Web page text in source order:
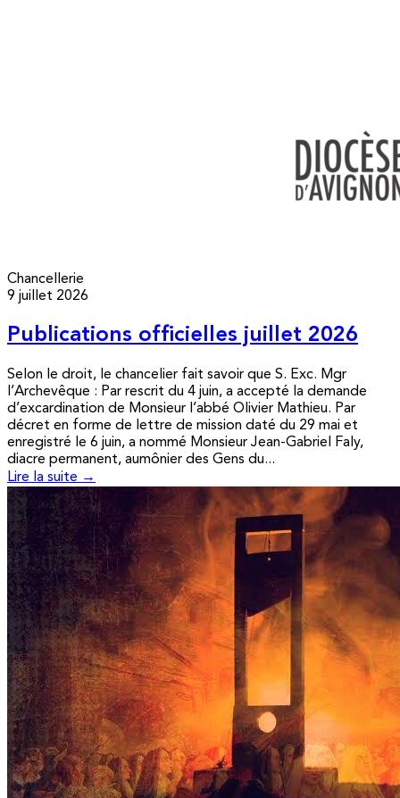
Chancellerie
9 juillet 2026
Publications officielles juillet 2026
Selon le droit, le chancelier fait savoir que S. Exc. Mgr
l’Archevêque : Par rescrit du 4 juin, a accepté la demande
d’excardination de Monsieur l’abbé Olivier Mathieu. Par
décret en forme de lettre de mission daté du 29 mai et
enregistré le 6 juin, a nommé Monsieur Jean-Gabriel Faly,
diacre permanent, aumônier des Gens du...
Lire la suite →